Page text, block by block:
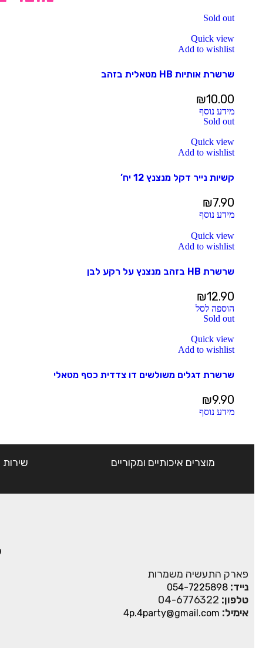
Sold out
Quick view
Add to wishlist
שרשרת אותיות HB מטאלית בזהב
₪10.00
מידע נוסף
Sold out
Quick view
Add to wishlist
קשיות נייר דקל מנצנץ 12 יח’
₪7.90
מידע נוסף
Quick view
Add to wishlist
שרשרת HB בזהב מנצנץ על רקע לבן
₪12.90
הוספה לסל
Sold out
Quick view
Add to wishlist
שרשרת דגלים משולשים דו צדדית כסף מטאלי
₪9.90
מידע נוסף
מוצרים איכותיים ומקוריים שירות
פארק התעשיה משמרות
נייד: 054-7225898
טלפון: 04-6776322
אימיל: 4p.4party@gmail.com